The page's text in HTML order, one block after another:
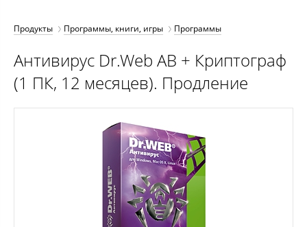
Продукты Программы, книги, игры Программы
Антивирус Dr.Web АВ + Криптограф
(1 ПК, 12 месяцев). Продление